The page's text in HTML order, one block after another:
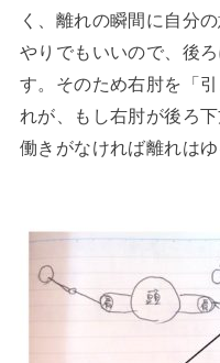
く、離れの瞬間に自分
やりでもいいので、後
す。そのため右肘を「
れが、もし右肘が後ろ
働きがなければ離れはゆ